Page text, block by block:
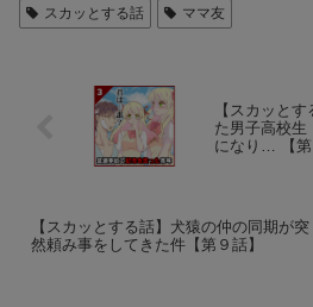
スカッとする話
ママ友
【スカッと
た男子高校
になり… 【第
【スカッとする話】犬猿の仲の同期が突
然頼み事をしてきた件【第９話】